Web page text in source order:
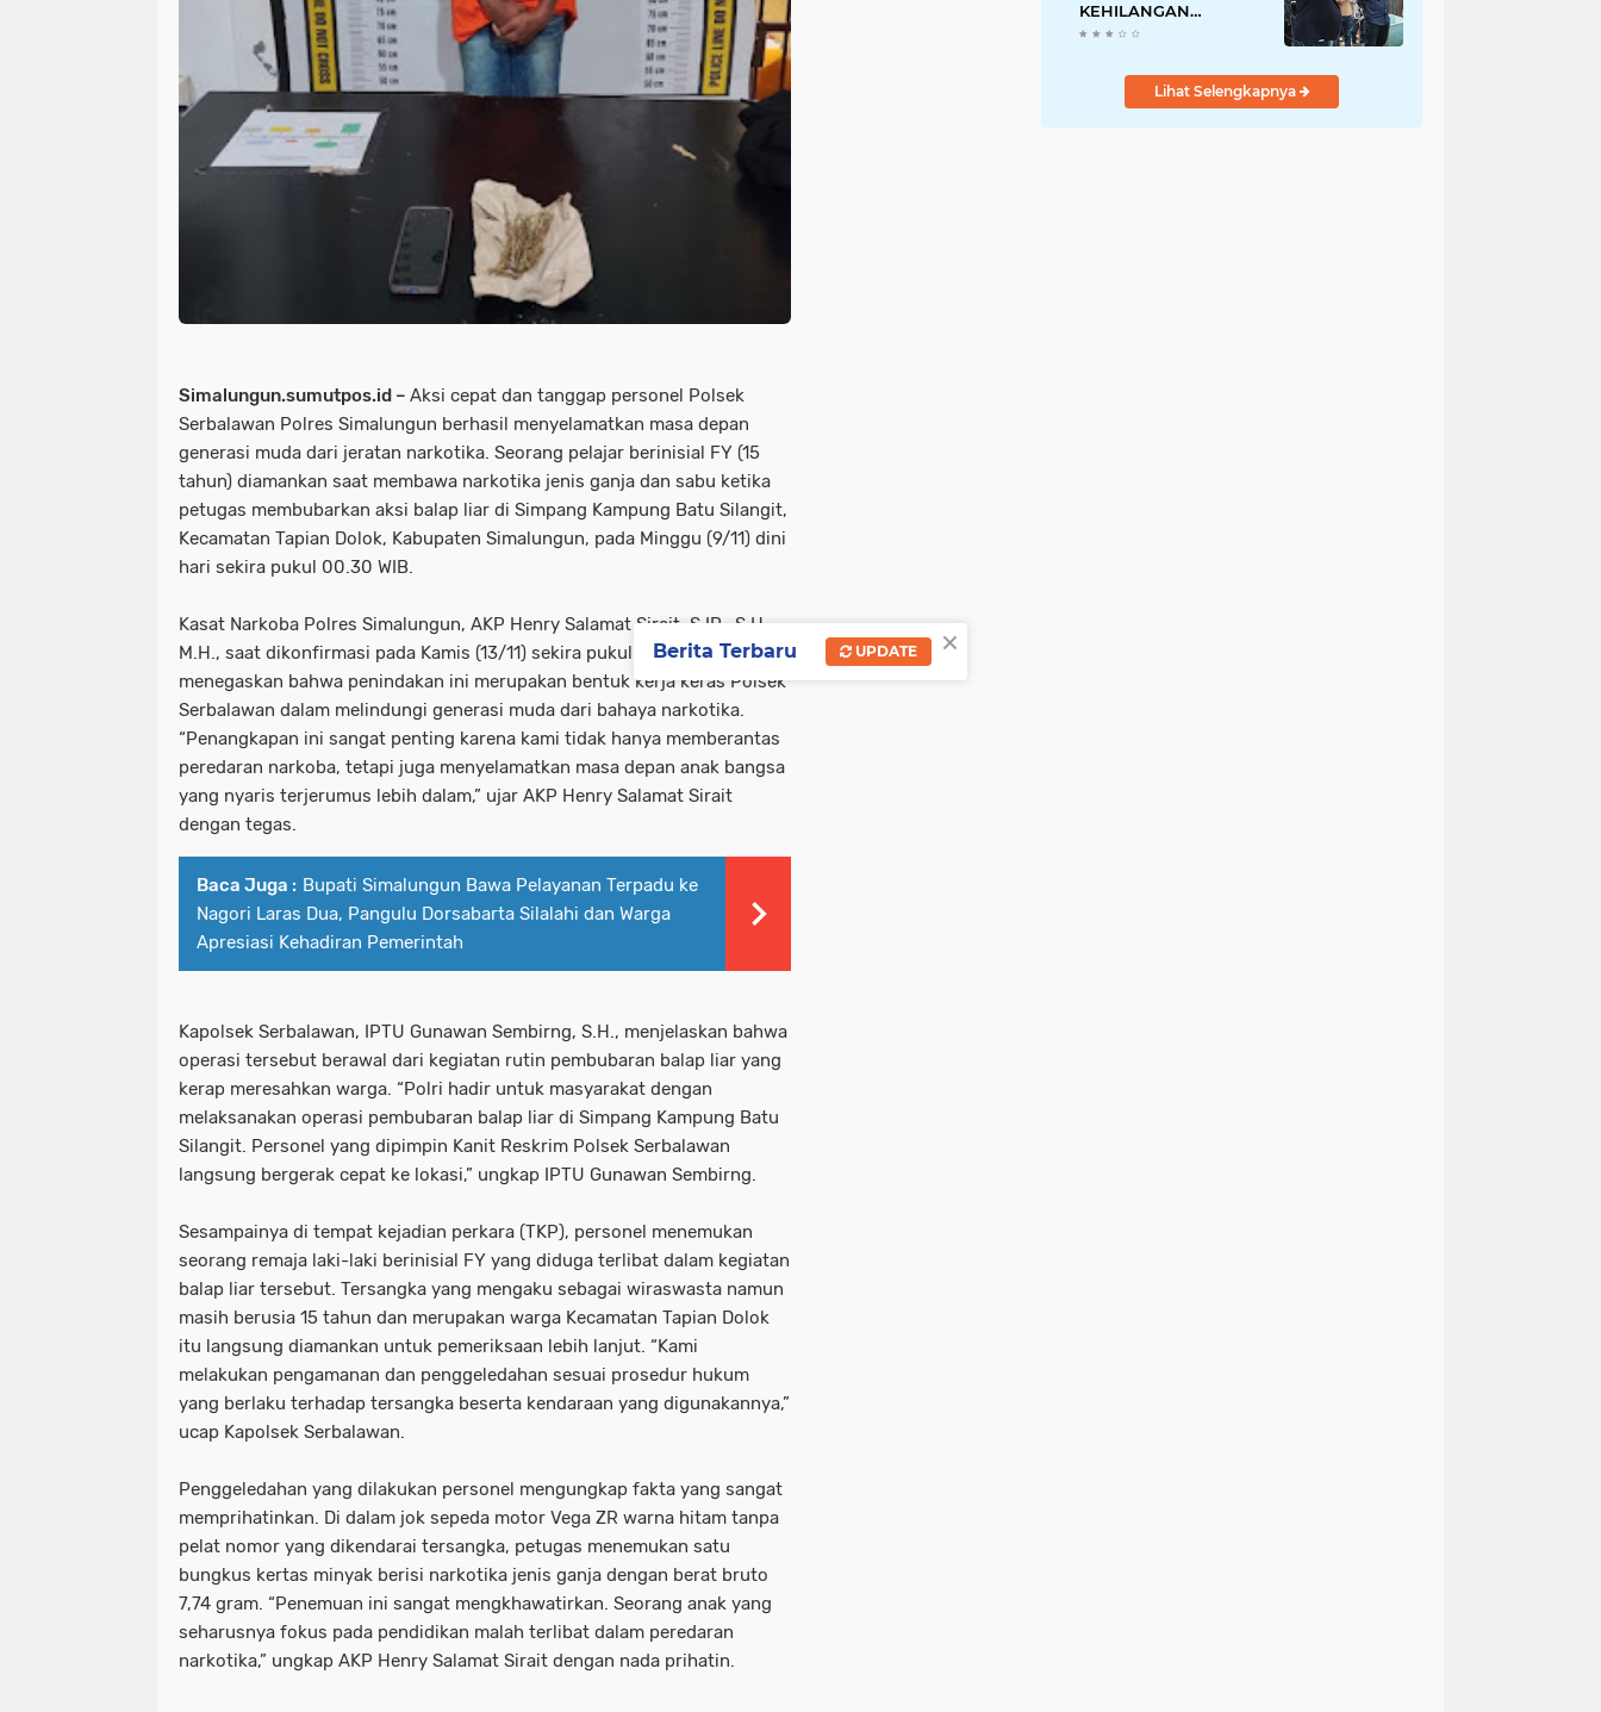
Simalungun.sumutpos.id – Aksi cepat dan tanggap personel Polsek
Serbalawan Polres Simalungun berhasil menyelamatkan masa depan
generasi muda dari jeratan narkotika. Seorang pelajar berinisial FY (15
tahun) diamankan saat membawa narkotika jenis ganja dan sabu ketika
petugas membubarkan aksi balap liar di Simpang Kampung Batu Silangit,
Kecamatan Tapian Dolok, Kabupaten Simalungun, pada Minggu (9/11) dini
hari sekira pukul 00.30 WIB.
Kasat Narkoba Polres Simalungun, AKP Henry Salamat Sirait, S.IP., S.H.,
M.H., saat dikonfirmasi pada Kamis (13/11) sekira pukul 13.00 WIB,
menegaskan bahwa penindakan ini merupakan bentuk kerja keras Polsek
Serbalawan dalam melindungi generasi muda dari bahaya narkotika.
“Penangkapan ini sangat penting karena kami tidak hanya memberantas
peredaran narkoba, tetapi juga menyelamatkan masa depan anak bangsa
yang nyaris terjerumus lebih dalam,” ujar AKP Henry Salamat Sirait
dengan tegas.
Baca Juga : Bupati Simalungun Bawa Pelayanan Terpadu ke
Nagori Laras Dua, Pangulu Dorsabarta Silalahi dan Warga
Apresiasi Kehadiran Pemerintah
Kapolsek Serbalawan, IPTU Gunawan Sembirng, S.H., menjelaskan bahwa
operasi tersebut berawal dari kegiatan rutin pembubaran balap liar yang
kerap meresahkan warga. “Polri hadir untuk masyarakat dengan
melaksanakan operasi pembubaran balap liar di Simpang Kampung Batu
Silangit. Personel yang dipimpin Kanit Reskrim Polsek Serbalawan
langsung bergerak cepat ke lokasi,” ungkap IPTU Gunawan Sembirng.
Sesampainya di tempat kejadian perkara (TKP), personel menemukan
seorang remaja laki-laki berinisial FY yang diduga terlibat dalam kegiatan
balap liar tersebut. Tersangka yang mengaku sebagai wiraswasta namun
masih berusia 15 tahun dan merupakan warga Kecamatan Tapian Dolok
itu langsung diamankan untuk pemeriksaan lebih lanjut. “Kami
melakukan pengamanan dan penggeledahan sesuai prosedur hukum
yang berlaku terhadap tersangka beserta kendaraan yang digunakannya,”
ucap Kapolsek Serbalawan.
Penggeledahan yang dilakukan personel mengungkap fakta yang sangat
memprihatinkan. Di dalam jok sepeda motor Vega ZR warna hitam tanpa
pelat nomor yang dikendarai tersangka, petugas menemukan satu
bungkus kertas minyak berisi narkotika jenis ganja dengan berat bruto
7,74 gram. “Penemuan ini sangat mengkhawatirkan. Seorang anak yang
seharusnya fokus pada pendidikan malah terlibat dalam peredaran
narkotika,” ungkap AKP Henry Salamat Sirait dengan nada prihatin.
KEHILANGAN
INDEPENDENSI.
PENEMBOKAN TANAH
DI LAGUBOTI DAPAT
Lihat Selengkapnya
×
Berita Terbaru UPDATE